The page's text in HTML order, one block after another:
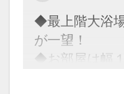
す。桜の名所
くら名所１０
選』に選ばれ
おすすめ観光
●宍道湖（白
◆最上階大浴
が一望！
◆お部屋は幅